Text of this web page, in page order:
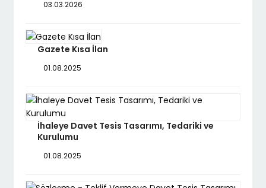
03.03.2026
Gazete Kısa İlan
01.08.2025
İhaleye Davet Tesis Tasarımı, Tedariki ve
Kurulumu
01.08.2025